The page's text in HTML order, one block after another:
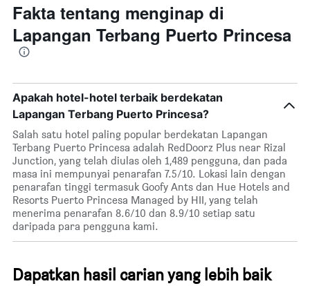
Fakta tentang menginap di
Lapangan Terbang Puerto Princesa
Apakah hotel-hotel terbaik berdekatan
Lapangan Terbang Puerto Princesa?
Salah satu hotel paling popular berdekatan Lapangan
Terbang Puerto Princesa adalah RedDoorz Plus near Rizal
Junction, yang telah diulas oleh 1,489 pengguna, dan pada
masa ini mempunyai penarafan 7.5/10. Lokasi lain dengan
penarafan tinggi termasuk Goofy Ants dan Hue Hotels and
Resorts Puerto Princesa Managed by HII, yang telah
menerima penarafan 8.6/10 dan 8.9/10 setiap satu
daripada para pengguna kami.
Dapatkan hasil carian yang lebih baik